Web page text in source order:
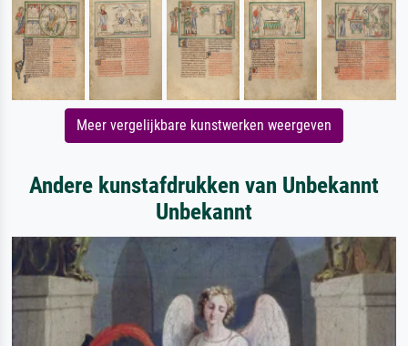
Meer vergelijkbare kunstwerken weergeven
Andere kunstafdrukken van Unbekannt
Unbekannt